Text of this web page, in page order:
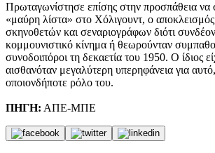
Πρωταγωνίστησε επίσης στην προσπάθεια να
«μαύρη λίστα» στο Χόλιγουντ, ο
σκηνοθετών και σεναριογράφων διότι
κομμουνιστικό κίνημα ή θεωρούνταν
συνοδοιπόροι τη δεκαετία του 1950. Ο ίδιος
αισθανόταν μεγαλύτερη υπερηφάνεια για
οποιονδήποτε ρόλο του.
ΠΗΓΗ: ΑΠΕ-ΜΠΕ